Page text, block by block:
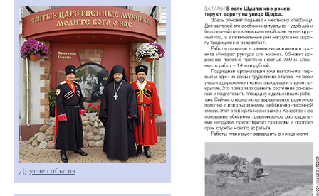
Другие события